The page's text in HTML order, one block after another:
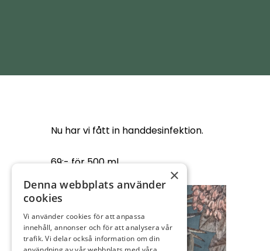
Nu har vi fått in handdesinfektion.
69:- för 500 ml.
×
Denna webbplats använder
cookies
Vi använder cookies för att anpassa
innehåll, annonser och för att analysera vår
trafik. Vi delar också information om din